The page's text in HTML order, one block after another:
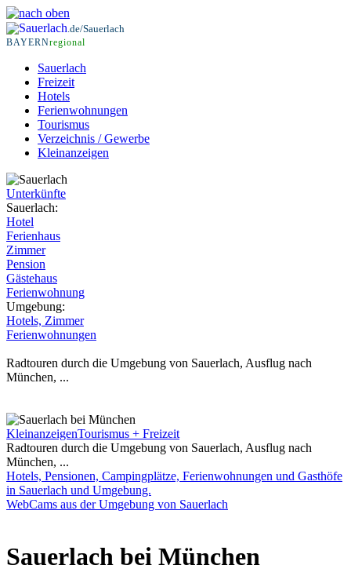
.de/Sauerlach
BAYERNregional
Sauerlach
Freizeit
Hotels
Ferienwohnungen
Tourismus
Verzeichnis / Gewerbe
Kleinanzeigen
Unterkünfte
Sauerlach:
Hotel
Ferienhaus
Zimmer
Pension
Gästehaus
Ferienwohnung
Umgebung:
Hotels, Zimmer
Ferienwohnungen
Radtouren durch die Umgebung von Sauerlach, Ausflug nach
München, ...
KleinanzeigenTourismus + Freizeit
Radtouren durch die Umgebung von Sauerlach, Ausflug nach
München, ...
Hotels, Pensionen, Campingplätze, Ferienwohnungen und Gasthöfe
in Sauerlach und Umgebung.
WebCams aus der Umgebung von Sauerlach
Sauerlach bei München